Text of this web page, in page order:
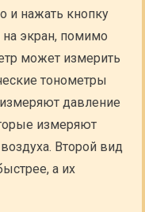
и нажать кнопку
на экран, помимо
может измерить
тонометры
давление
измеряют
Второй вид
а их